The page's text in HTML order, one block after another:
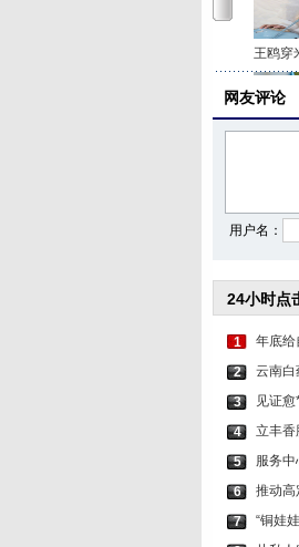
王鸥穿
网友评论
用户名：
24小时点
1
年底给
2
云南白
3
见证
4
立丰香
5
服务中
6
推动高
7
“铜娃